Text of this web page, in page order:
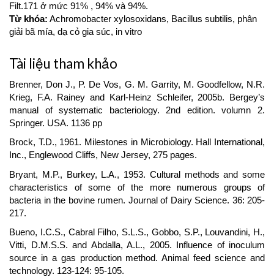
Filt.171 ở mức 91% , 94% và 94%.
Từ khóa: Achromobacter xylosoxidans, Bacillus subtilis, phân
giải bã mía, dạ cỏ gia súc, in vitro
Article
Details
Tài liệu tham khảo
Brenner, Don J., P. De Vos, G. M. Garrity, M. Goodfellow, N.R.
Krieg, F.A. Rainey and Karl-Heinz Schleifer, 2005b. Bergey’s
manual of systematic bacteriology. 2nd edition. volumn 2.
Springer. USA. 1136 pp
Brock, T.D., 1961. Milestones in Microbiology. Hall International,
Inc., Englewood Cliffs, New Jersey, 275 pages.
Bryant, M.P., Burkey, L.A., 1953. Cultural methods and some
characteristics of some of the more numerous groups of
bacteria in the bovine rumen. Journal of Dairy Science. 36: 205-
217.
Bueno, I.C.S., Cabral Filho, S.L.S., Gobbo, S.P., Louvandini, H.,
Vitti, D.M.S.S. and Abdalla, A.L., 2005. Influence of inoculum
source in a gas production method. Animal feed science and
technology. 123-124: 95-105.